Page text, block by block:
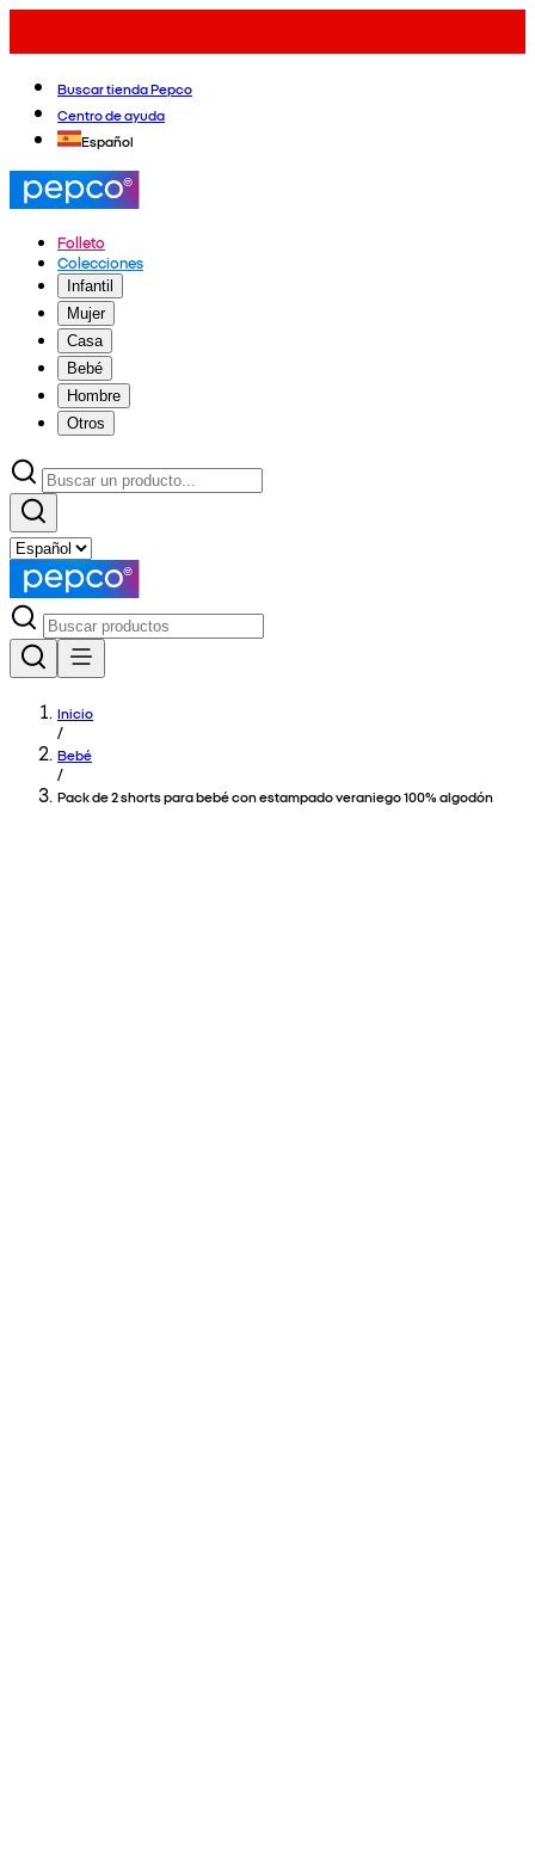
Buscar tienda Pepco
Centro de ayuda
Español
Folleto
Colecciones
Infantil
Mujer
Casa
Bebé
Hombre
Otros
Inicio
/
Bebé
/
Pack de 2 shorts para bebé con estampado veraniego 100% algodón